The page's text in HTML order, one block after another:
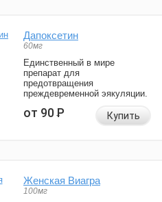
Дапоксетин
60мг
Единственный в мире
препарат для
предотвращения
преждевременной эякуляции.
от 90Р Купить
Женская Виагра
100мг